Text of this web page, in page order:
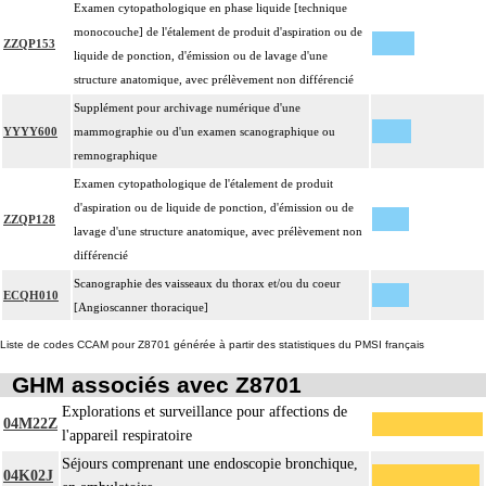
ZZQP153
Examen cytopathologique en phase liquide [technique
monocouche] de l'étalement de produit d'aspiration ou de
liquide de ponction, d'émission ou de lavage d'une
structure anatomique, avec prélèvement non différencié
YYYY600
Supplément pour archivage numérique d'une
mammographie ou d'un examen scanographique ou
remnographique
ZZQP128
Examen cytopathologique de l'étalement de produit
d'aspiration ou de liquide de ponction, d'émission ou de
lavage d'une structure anatomique, avec prélèvement non
différencié
ECQH010
Scanographie des vaisseaux du thorax et/ou du coeur
[Angioscanner thoracique]
Liste de codes CCAM pour Z8701 générée à partir des statistiques du PMSI français
GHM associés avec Z8701
04M22Z
Explorations et surveillance pour affections de
l'appareil respiratoire
04K02J
Séjours comprenant une endoscopie bronchique,